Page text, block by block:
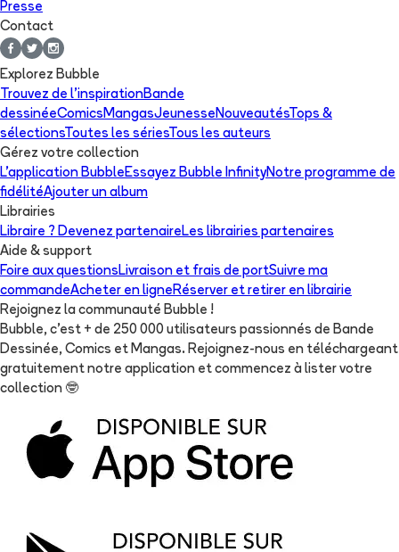
Presse
Contact
Explorez Bubble
Trouvez de l'inspirationBande
dessinéeComicsMangasJeunesseNouveautésTops &
sélectionsToutes les sériesTous les auteurs
Gérez votre collection
L'application BubbleEssayez Bubble InfinityNotre programme de
fidélitéAjouter un album
Librairies
Libraire ? Devenez partenaireLes librairies partenaires
Aide & support
Foire aux questionsLivraison et frais de portSuivre ma
commandeAcheter en ligneRéserver et retirer en librairie
Rejoignez la communauté Bubble !
Bubble, c'est + de 250 000 utilisateurs passionnés de Bande
Dessinée, Comics et Mangas. Rejoignez-nous en téléchargeant
gratuitement notre application et commencez à lister votre
collection 🤓